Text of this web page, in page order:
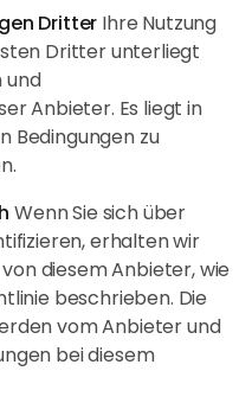
Dritter Ihre Nutzung
Dritter unterliegt
und
Anbieter. Es liegt in
Bedingungen zu
Wenn Sie sich über
erhalten wir
diesem Anbieter, wie
beschrieben. Die
vom Anbieter und
bei diesem